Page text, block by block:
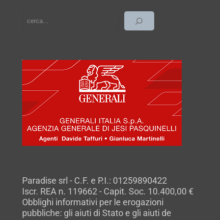
Paradise srl - C.F. e P.I.: 01259890422
Iscr. REA n. 119662 - Capit. Soc. 10.400,00 €
Obblighi informativi per le erogazioni
pubbliche: gli aiuti di Stato e gli aiuti de